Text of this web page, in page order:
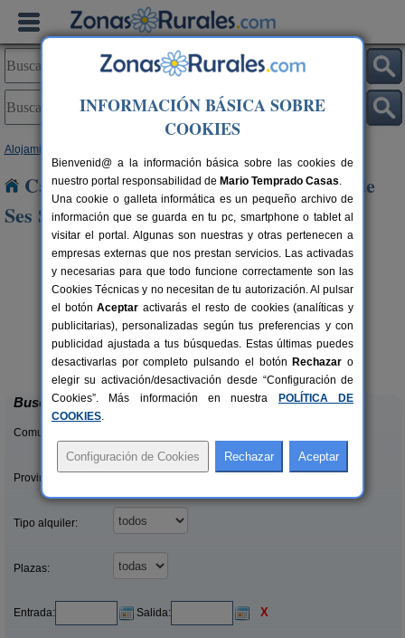
Alojamientos
Casas Rurales cerca de Sant Francesc de
Ses Salines
6 pers.
desde30 €
Villa Marilda
Porto Cristo Novo (Mallorca)
Buscar
Comunidades:
Provincias/Islas:
Tipo alquiler:
Plazas:
Entrada: Salida: X
INFORMACIÓN BÁSICA SOBRE
COOKIES
Bienvenid@ a la información básica sobre las cookies de
nuestro portal responsabilidad de Mario Temprado Casas.
Una cookie o galleta informática es un pequeño archivo de
información que se guarda en tu pc, smartphone o tablet al
visitar el portal. Algunas son nuestras y otras pertenecen a
empresas externas que nos prestan servicios. Las activadas
y necesarias para que todo funcione correctamente son las
Cookies Técnicas y no necesitan de tu autorización. Al pulsar
el botónAceptar activarás el resto de cookies (analíticas y
publicitarias), personalizadas según tus preferencias y con
publicidad ajustada a tus búsquedas. Estas últimas puedes
desactivarlas por completo pulsando el botón Rechazar o
elegir su activación/desactivación desde “Configuración de
Cookies”. Más información en nuestra
POLÍTICA DE
COOKIES.